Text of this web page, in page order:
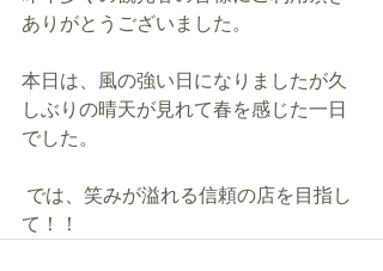
ありがとうございました。
本日は、風の強い日になりましたが久
しぶりの晴天が見れて春を感じた一日
でした。
て！！